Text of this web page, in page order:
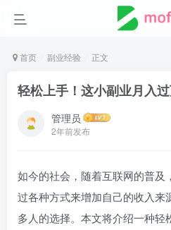
首页 副业经验 正文
轻松上手！这小副业月入过
管理员
2年前发布
如今的社会，随着互联网的普及
过各种方式来增加自己的收入来
多人的选择。本文将介绍一种